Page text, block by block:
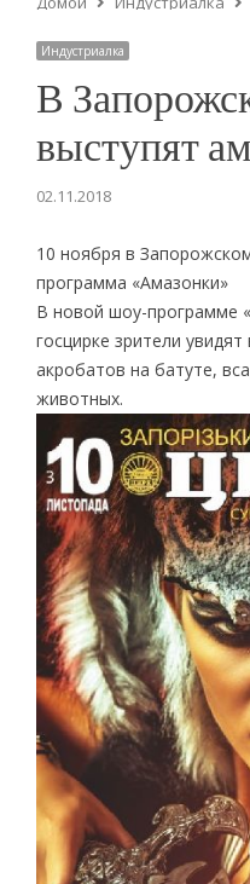
Индустриалка
В
выступят
02.11.2018
10 ноября в
программа «Амазонки»
В новой шоу-программе
госцирке зрители
акробатов на батуте,
животных.